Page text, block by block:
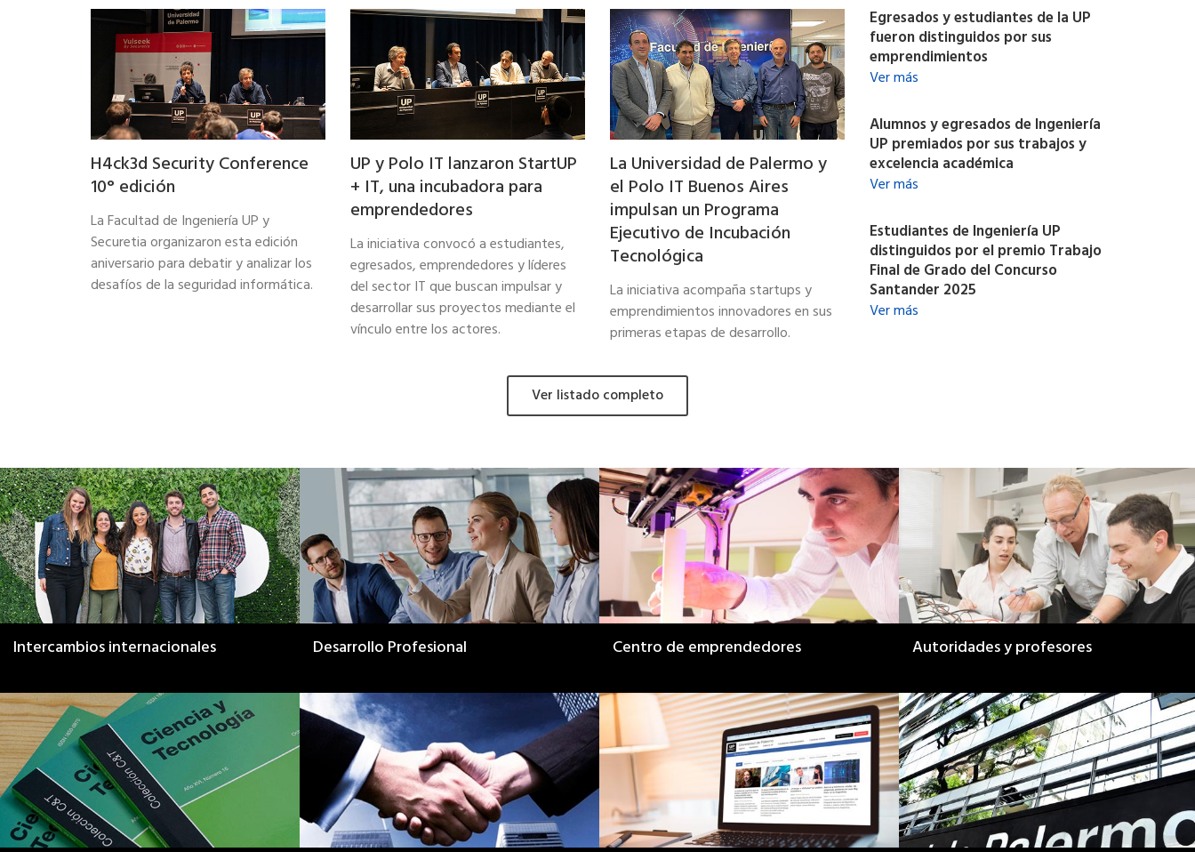
H4ck3d Security Conference
10° edición
La Facultad de Ingeniería UP y
Securetia organizaron esta edición
aniversario para debatir y analizar los
desafíos de la seguridad informática.
UP y Polo IT lanzaron StartUP
+ IT, una incubadora para
emprendedores
La iniciativa convocó a estudiantes,
egresados, emprendedores y líderes
del sector IT que buscan impulsar y
desarrollar sus proyectos mediante el
vínculo entre los actores.
La Universidad de Palermo y
el Polo IT Buenos Aires
impulsan un Programa
Ejecutivo de Incubación
Tecnológica
La iniciativa acompaña startups y
emprendimientos innovadores en sus
primeras etapas de desarrollo.
Egresados y estudiantes de la UP
fueron distinguidos por sus
emprendimientos
Ver más
Alumnos y egresados de Ingeniería
UP premiados por sus trabajos y
excelencia académica
Ver más
Estudiantes de Ingeniería UP
distinguidos por el premio Trabajo
Final de Grado del Concurso
Santander 2025
Ver más
Ver listado completo
Intercambios internacionales Desarrollo Profesional Centro de emprendedores Autoridades y profesores